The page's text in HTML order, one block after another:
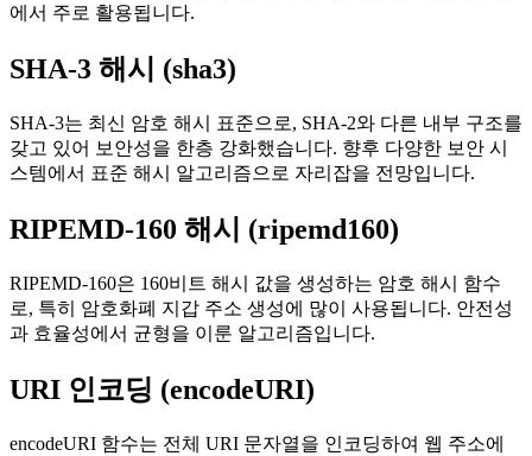
에서 주로 활용됩니다.
SHA-3 해시 (sha3)
SHA-3는 최신 암호 해시 표준으로, SHA-2와 다른 내부 구조를
갖고 있어 보안성을 한층 강화했습니다. 향후 다양한 보안 시
스템에서 표준 해시 알고리즘으로 자리잡을 전망입니다.
RIPEMD-160 해시 (ripemd160)
RIPEMD-160은 160비트 해시 값을 생성하는 암호 해시 함수
로, 특히 암호화폐 지갑 주소 생성에 많이 사용됩니다. 안전성
과 효율성에서 균형을 이룬 알고리즘입니다.
URI 인코딩 (encodeURI)
encodeURI 함수는 전체 URI 문자열을 인코딩하여 웹 주소에